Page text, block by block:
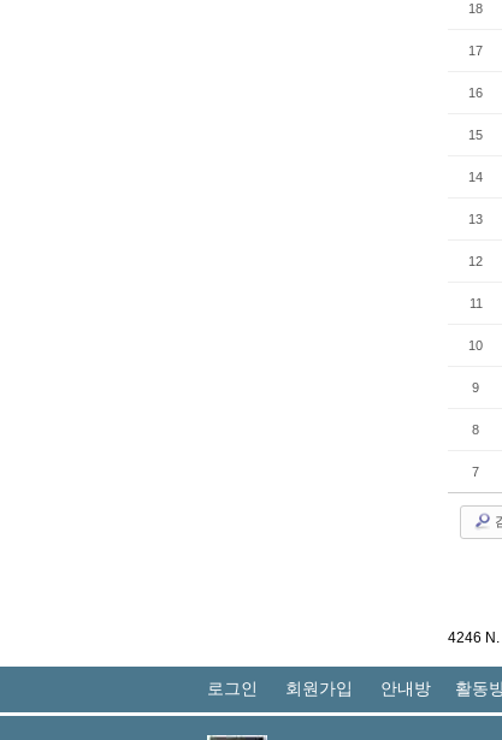
18
17
16
15
14
13
12
11
10
9
8
7
4246
로그인 회원가입 안내방 활동